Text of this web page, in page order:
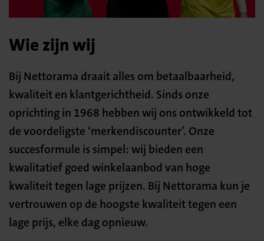
Wie zijn wij
Bij Nettorama draait alles om betaalbaarheid,
kwaliteit en klantgerichtheid. Sinds onze
oprichting in 1968 hebben wij ons ontwikkeld tot
de voordeligste ‘merkendiscounter’. Onze
succesformule is simpel: wij bieden een
kwalitatief goed winkelaanbod van hoge
kwaliteit tegen lage prijzen. Bij Nettorama kun je
vertrouwen op de hoogste kwaliteit tegen een
lage prijs, elke dag opnieuw.